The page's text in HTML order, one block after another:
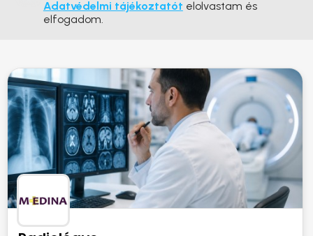
Adatvédelmi tájékoztatót elolvastam és
elfogadom.